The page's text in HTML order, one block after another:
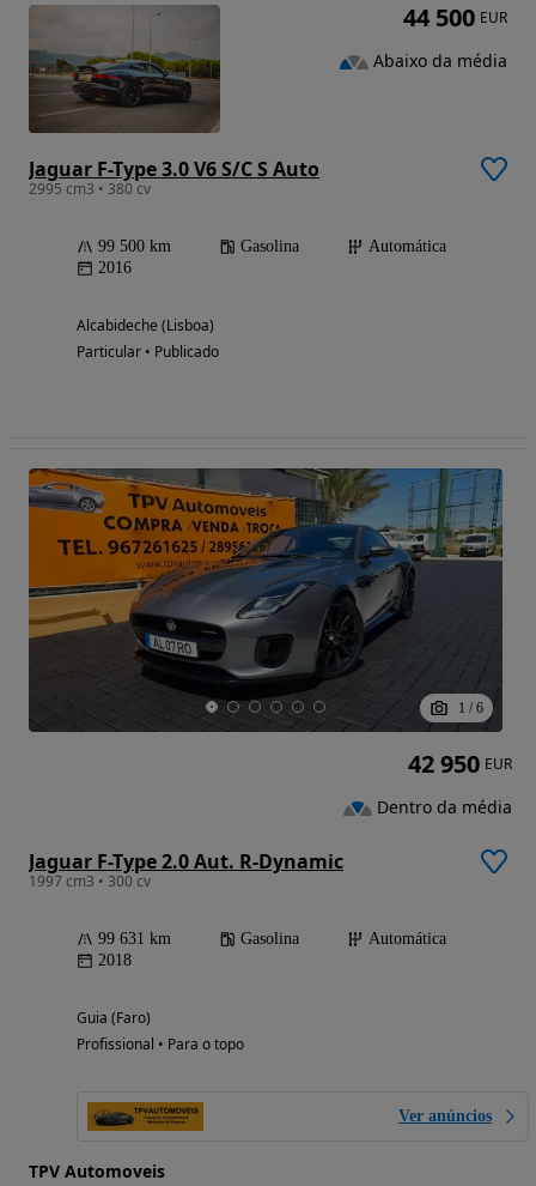
Jaguar F-Type 3.0 V6 S/C S Auto
2995 cm3 • 380 cv
99 500 km Gasolina
Automática
2016
Alcabideche (Lisboa)
Particular • Publicado
44 500 EUR
Abaixo da média
1 / 6
Jaguar F-Type 2.0 Aut. R-Dynamic
1997 cm3 • 300 cv
99 631 km Gasolina
Automática
2018
Guia (Faro)
Profissional • Para o topo
Ver anúncios
TPV Automoveis
42 950 EUR
Dentro da média